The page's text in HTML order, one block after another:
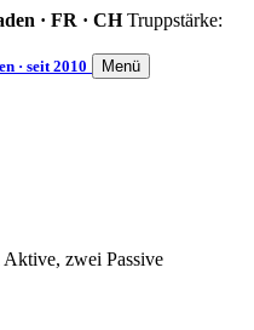
· FR · CH Truppstärke:
· seit 2010 Menü
Aktive, zwei Passive